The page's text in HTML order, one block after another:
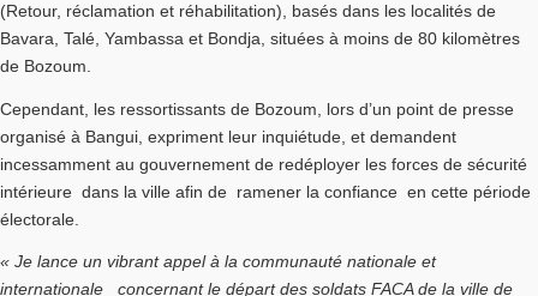
(Retour, réclamation et réhabilitation), basés dans les localités de
Bavara, Talé, Yambassa et Bondja, situées à moins de 80 kilomètres
de Bozoum.
Cependant, les ressortissants de Bozoum, lors d’un point de presse
organisé à Bangui, expriment leur inquiétude, et demandent
incessamment au gouvernement de redéployer les forces de sécurité
intérieure dans la ville afin de ramener la confiance en cette période
électorale.
« Je lance un vibrant appel à la communauté nationale et
internationale concernant le départ des soldats FACA de la ville de